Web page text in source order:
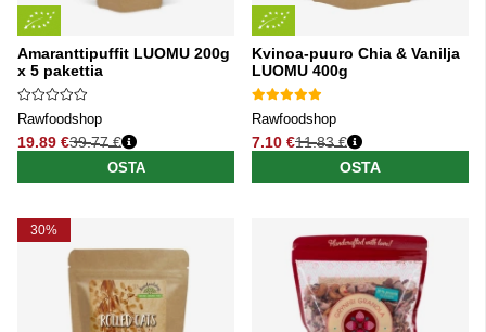
Amaranttipuffit LUOMU 200g
x 5 pakettia
Rawfoodshop
19.89 €
Normaali hinta
39.77 €
OSTA
Kvinoa-puuro Chia & Vanilja
LUOMU 400g
Rawfoodshop
7.10 €
Normaali hinta
11.83 €
OSTA
30%